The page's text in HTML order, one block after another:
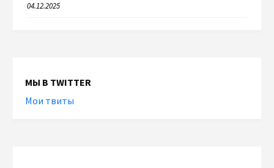
04.12.2025
МЫ В TWITTER
Мои твиты